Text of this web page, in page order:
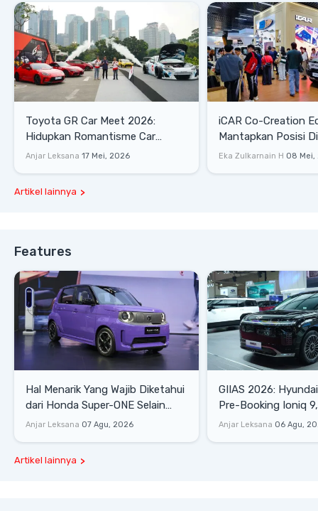
Toyota GR Car Meet 2026:
Hidupkan Romantisme Car
Culture Era 90-an
Anjar Leksana 17 Mei, 2026
iCAR Co-Creation
Mantapkan Posisi
Gaya Hidup
Eka Zulkarnain H 08 Mei,
Artikel lainnya
Features
Hal Menarik Yang Wajib Diketahui
dari Honda Super-ONE Selain
Harga
Anjar Leksana 07 Agu, 2026
GIIAS 2026:
Pre-Booking Ioniq
Rp1,49 Miliar
Anjar Leksana 06 Agu,
Artikel lainnya